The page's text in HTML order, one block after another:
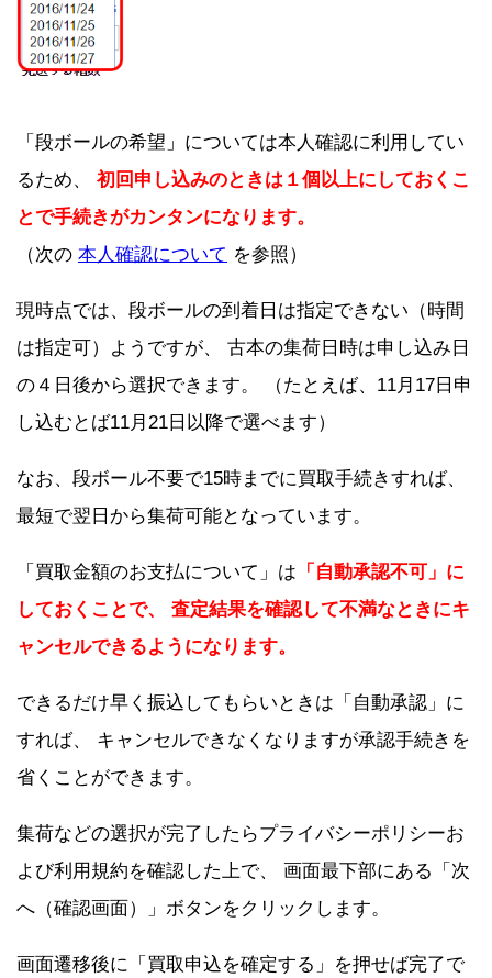
「段ボールの希望」については本人確認に利用してい
るため、 初回申し込みのときは１個以上にしておくこ
とで手続きがカンタンになります。
（次の 本人確認について を参照）
現時点では、段ボールの到着日は指定できない（時間
は指定可）ようですが、 古本の集荷日時は申し込み日
の４日後から選択できます。 （たとえば、11月17日申
し込むとば11月21日以降で選べます）
なお、段ボール不要で15時までに買取手続きすれば、
最短で翌日から集荷可能となっています。
「買取金額のお支払について」は 「自動承認不可」に
しておくことで、 査定結果を確認して不満なときにキ
ャンセルできるようになります。
できるだけ早く振込してもらいときは「自動承認」に
すれば、 キャンセルできなくなりますが承認手続きを
省くことができます。
集荷などの選択が完了したらプライバシーポリシーお
よび利用規約を確認した上で、 画面最下部にある「次
へ（確認画面）」ボタンをクリックします。
画面遷移後に「買取申込を確定する」を押せば完了で